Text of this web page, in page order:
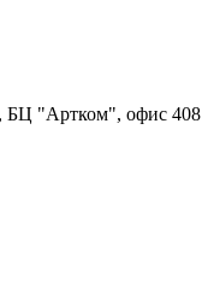
БЦ "Артком", офис 408